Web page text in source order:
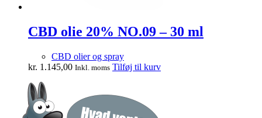
CBD olie 20% NO.09 – 30 ml
CBD olier og spray
kr. 1.145,00 Inkl. moms Tilføj til kurv